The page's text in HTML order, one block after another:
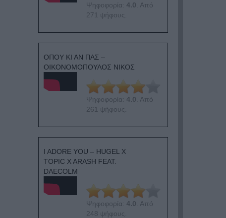
Ψηφοφορία: 4.0 . Από
271 ψήφους.
ΟΠΟΥ ΚΙ ΑΝ ΠΑΣ –
ΟΙΚΟΝΟΜΟΠΟΥΛΟΣ ΝΙΚΟΣ
Ψηφοφορία: 4.0 . Από
261 ψήφους.
I ADORE YOU – HUGEL X
TOPIC X ARASH FEAT.
DAECOLM
Ψηφοφορία: 4.0 . Από
248 ψήφους.